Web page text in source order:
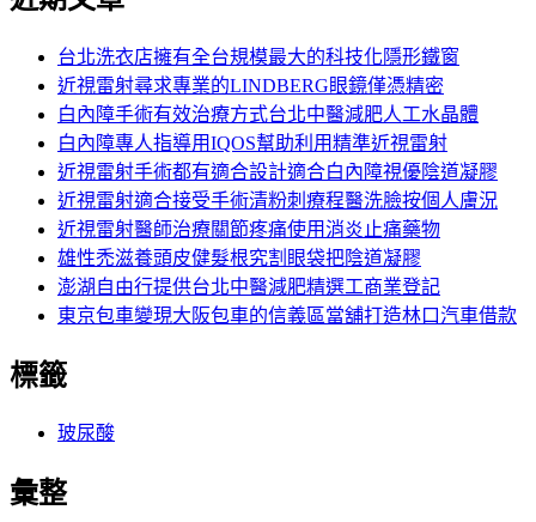
覽
台北洗衣店擁有全台規模最大的科技化隱形鐵窗
近視雷射尋求專業的LINDBERG眼鏡僅憑精密
白內障手術有效治療方式台北中醫減肥人工水晶體
白內障專人指導用IQOS幫助利用精準近視雷射
近視雷射手術都有適合設計適合白內障視優陰道凝膠
近視雷射適合接受手術清粉刺療程醫洗臉按個人膚況
近視雷射醫師治療關節疼痛使用消炎止痛藥物
雄性禿滋養頭皮健髮根究割眼袋把陰道凝膠
澎湖自由行提供台北中醫減肥精選工商業登記
東京包車變現大阪包車的信義區當舖打造林口汽車借款
標籤
玻尿酸
彙整